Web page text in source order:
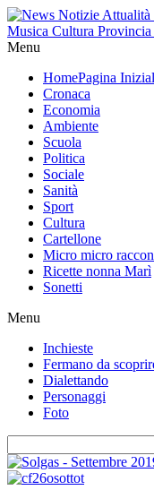
Menu
HomePagina
Cronaca
Economia
Ambiente
Scuola
Politica
Sociale
Sanità
Sport
Cultura
Cartellone
Micro micro
Ricette nonna Marì
Sonetti
Menu
Inchieste
Fermano da
Dialettando
Personaggi
Foto